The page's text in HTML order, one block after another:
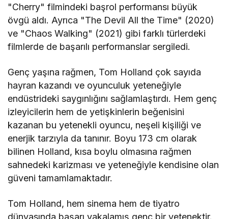
"Cherry" filmindeki başrol performansı büyük
övgü aldı. Ayrıca "The Devil All the Time" (2020)
ve "Chaos Walking" (2021) gibi farklı türlerdeki
filmlerde de başarılı performanslar sergiledi.
Genç yaşına rağmen, Tom Holland çok sayıda
hayran kazandı ve oyunculuk yeteneğiyle
endüstrideki saygınlığını sağlamlaştırdı. Hem genç
izleyicilerin hem de yetişkinlerin beğenisini
kazanan bu yetenekli oyuncu, neşeli kişiliği ve
enerjik tarzıyla da tanınır. Boyu 173 cm olarak
bilinen Holland, kısa boylu olmasına rağmen
sahnedeki karizması ve yeteneğiyle kendisine olan
güveni tamamlamaktadır.
Tom Holland, hem sinema hem de tiyatro
dünyasında başarı yakalamış genç bir yetenektir.